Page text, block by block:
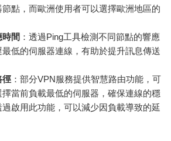
點，而歐洲使用者可以選擇歐洲地區的
間 ：透過Ping工具檢測不同節點的響應
低的伺服器連線，有助於提升訊息傳送
徑 ：部分VPN服務提供智慧路由功能，可
擇當前負載最低的伺服器，確保連線的穩
啟用此功能，可以減少因負載導致的延